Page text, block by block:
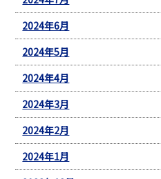
2024年6月
2024年5月
2024年4月
2024年3月
2024年2月
2024年1月